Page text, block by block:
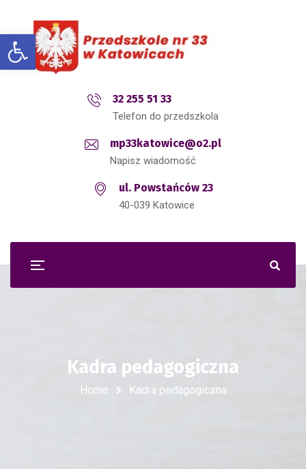
Open toolbar
32 255 51 33
Telefon do przedszkola
mp33katowice@o2.pl
Napisz wiadomość
ul. Powstańców 23
40-039 Katowice
Kadra pedagogiczna
Home Kadra pedagogiczna